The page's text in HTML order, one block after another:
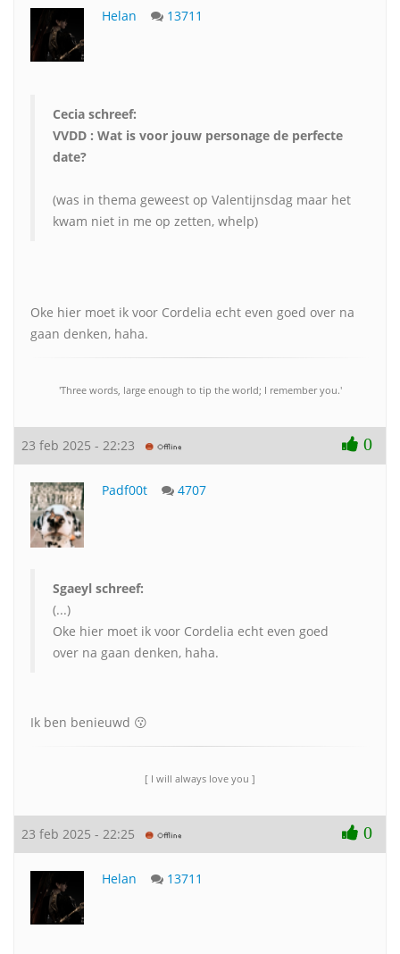
Helan 13711
Cecia schreef:
VVDD : Wat is voor jouw personage de perfecte
date?
(was in thema geweest op Valentijnsdag maar het
kwam niet in me op zetten, whelp)
Oke hier moet ik voor Cordelia echt even goed over na
gaan denken, haha.
'Three words, large enough to tip the world; I remember you.'
23 feb 2025 - 22:23 0
Padf00t 4707
Sgaeyl schreef:
(...)
Oke hier moet ik voor Cordelia echt even goed
over na gaan denken, haha.
Ik ben benieuwd 😗
[ I will always love you ]
23 feb 2025 - 22:25 0
Helan 13711